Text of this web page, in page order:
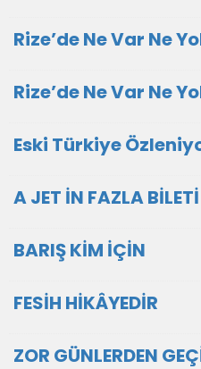
Rize’de Ne Var Ne
Rize’de Ne Var Ne
Eski Türkiye
A JET İN FAZLA BİLETİ
BARIŞ KİM İÇİN
FESİH HİKÂYEDİR
ZOR GÜNLERDEN